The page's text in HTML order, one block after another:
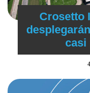
Crosetto
casi